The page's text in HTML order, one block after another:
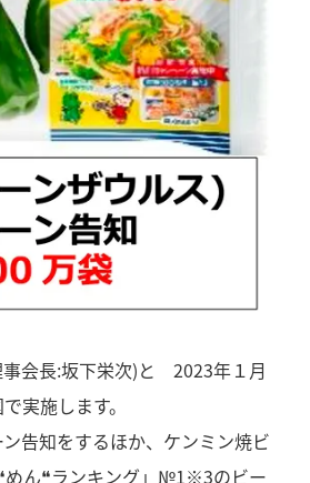
事会長:坂下栄次)と 2023年１月
実施します。
告知をするほか、ケンミン焼ビ
めん❝ランキング」№1※3のビー